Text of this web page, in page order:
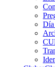
Día